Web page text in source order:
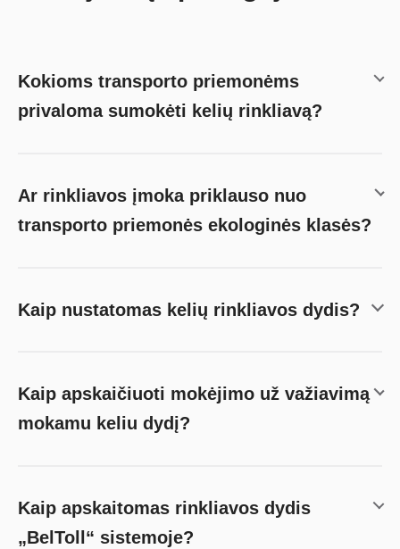
Kokioms transporto priemonėms
privaloma sumokėti kelių rinkliavą?
Ar rinkliavos įmoka priklauso nuo
transporto priemonės ekologinės klasės?
Kaip nustatomas kelių rinkliavos dydis?
Kaip apskaičiuoti mokėjimo už važiavimą
mokamu keliu dydį?
Kaip apskaitomas rinkliavos dydis
„BelToll“ sistemoje?